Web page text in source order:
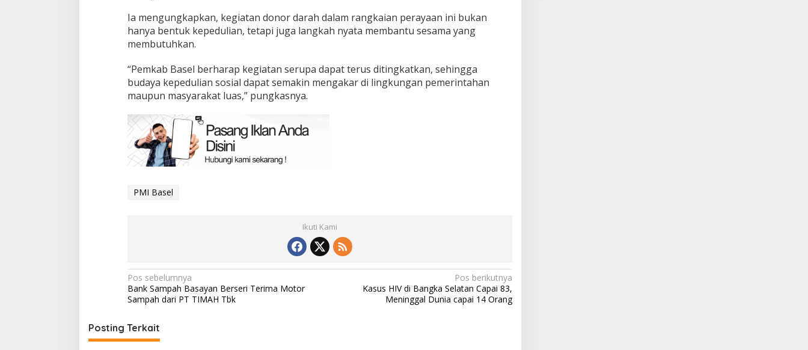
Ia mengungkapkan, kegiatan donor darah dalam rangkaian perayaan ini bukan
hanya bentuk kepedulian, tetapi juga langkah nyata membantu sesama yang
membutuhkan.
“Pemkab Basel berharap kegiatan serupa dapat terus ditingkatkan, sehingga
budaya kepedulian sosial dapat semakin mengakar di lingkungan pemerintahan
maupun masyarakat luas,” pungkasnya.
PMI Basel
Ikuti Kami
Navigasi
pos
Pos sebelumnya
Bank Sampah Basayan Berseri Terima Motor
Sampah dari PT TIMAH Tbk
Pos berikutnya
Kasus HIV di Bangka Selatan Capai 83,
Meninggal Dunia capai 14 Orang
Posting Terkait